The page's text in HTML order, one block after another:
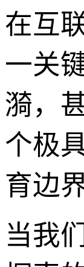
在互
一关
漪，
个极
育边
当我